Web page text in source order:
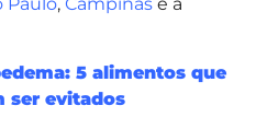
5 alimentos que
ser evitados